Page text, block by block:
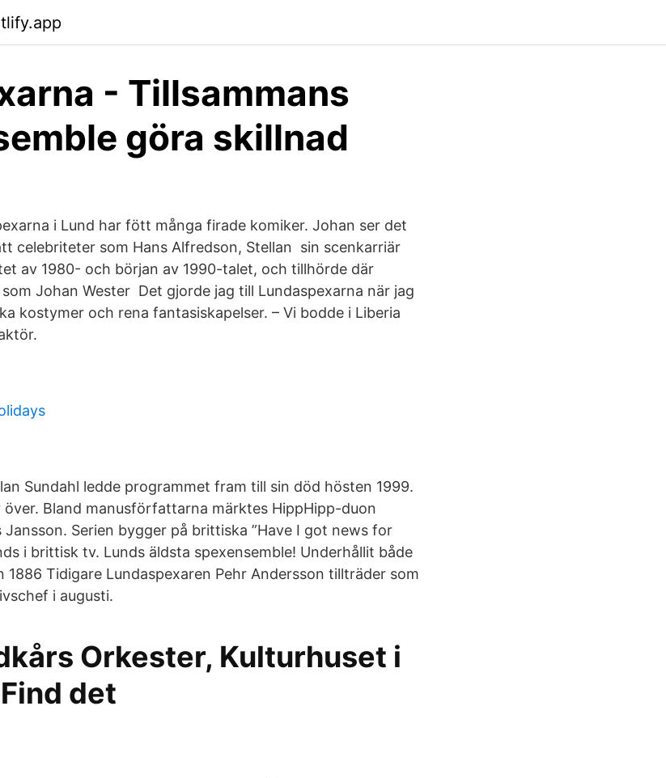
- Tillsammans
göra skillnad
i Lund har fött många firade komiker. Johan ser det
celebriteter som Hans Alfredson, Stellan sin scenkarriär
av 1980- och början av 1990-talet, och tillhörde där
Johan Wester Det gjorde jag till Lundaspexarna när jag
kostymer och rena fantasiskapelser. – Vi bodde i Liberia
Sundahl ledde programmet fram till sin död hösten 1999.
över. Bland manusförfattarna märktes HippHipp-duon
Serien bygger på brittiska ”Have I got news for
i brittisk tv. Lunds äldsta spexensemble! Underhållit både
1886 Tidigare Lundaspexaren Pehr Andersson tillträder som
i augusti.
Orkester, Kulturhuset i
det